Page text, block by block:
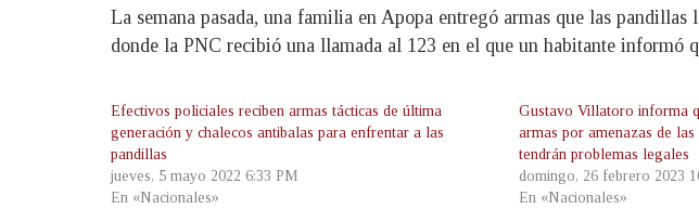
La semana pasada, una familia en Apopa entregó armas que las
donde la PNC recibió una llamada al 123 en el que un habitante informó
Efectivos policiales reciben armas tácticas de última
generación y chalecos antibalas para enfrentar a las
pandillas
jueves, 5 mayo 2022 6:33 PM
En «Nacionales»
Gustavo Villatoro informa
armas por amenazas de
tendrán problemas legales
domingo, 26 febrero 2023
En «Nacionales»